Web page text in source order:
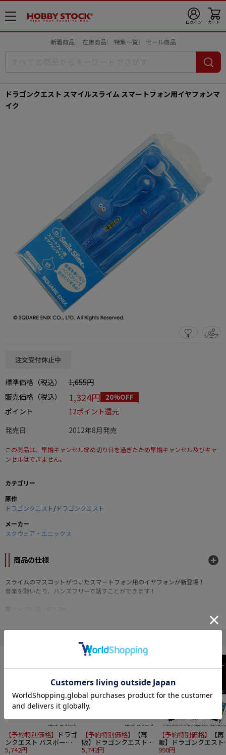
メ
ニ
ログイン カート
新着商品 在庫商品 特集一覧 セール商品
ドラゴンクエスト スマイルスライム スマートフォン用イヤフォンマ
イク
4 シェア
この商品をシェアする
注文受付休止中
標準価格（税込）
1,655円
販売価格（税込）
1,324円 20%OFF
ポイント
12ポイント還元
発売日
2012年8月発売
この商品は、早期キャンセル締め切り日を過ぎたため早期キャンセル及びキャ
ンセルはできません。
カテゴリー
原作
ドラゴンクエスト/ドラゴンクエスト
メーカー
スクウェア・エニックス
商品の仕様
スライムのマスコットがついたスマートフォン用のイヤフォンが新登場！
音楽を聴いたり、ハンズフリーで話すことができます！
【予約特別価格】 ドラゴ
ンクエスト バスボール
～地獄の帝王復活編～
5,742円
【予約特別価格】 【再
販】ドラゴンクエスト
バスボール ～スライム
5,742円
【予約特別価格】 【再
販】ドラゴンクエスト
ドットモンスタートラ
990円